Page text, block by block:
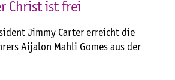
Christ ist frei
Jimmy Carter erreicht die
Aijalon Mahli Gomes aus der